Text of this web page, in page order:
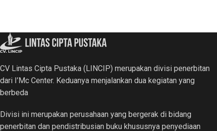
CV Lintas Cipta Pustaka (LINCIP) merupakan divisi penerbitan
dari I’Mc Center. Keduanya menjalankan dua kegiatan yang
berbeda
Divisi ini merupakan perusahaan yang bergerak di bidang
penerbitan dan pendistribusian buku khususnya penyediaan